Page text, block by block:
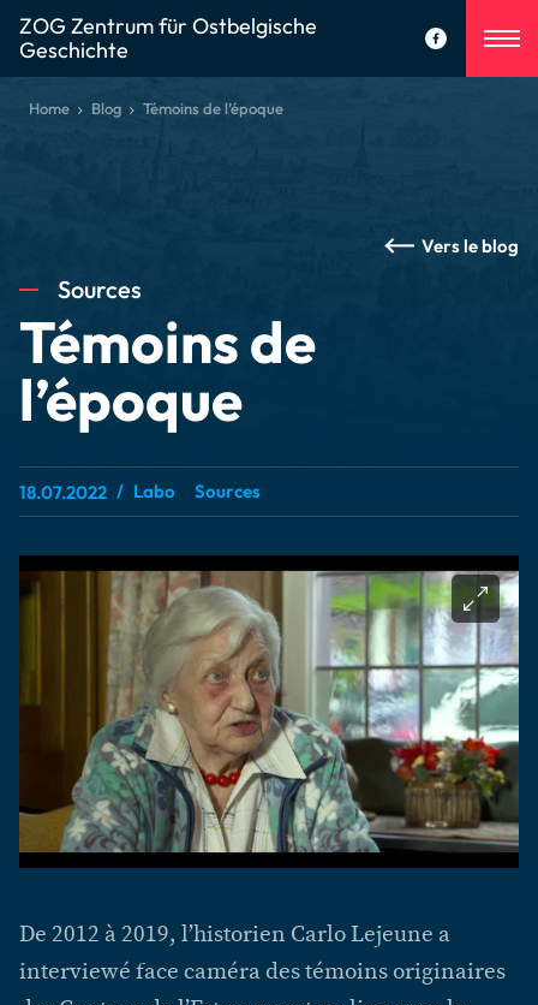
ZOG Zentrum für Ostbelgische
Geschichte
Home Blog Témoins de l’époque
Vers le blog
Sources
Témoins de
l’époque
18.07.2022 Labo Sources
De 2012 à 2019, l’historien Carlo Lejeune a
interviewé face caméra des témoins originaires